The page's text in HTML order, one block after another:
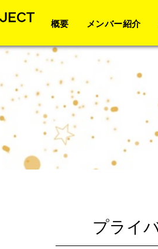
概要 メンバー紹介
プライ